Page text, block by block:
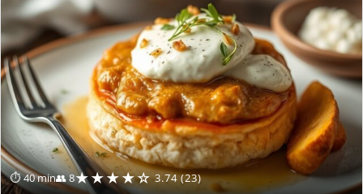
⏱ 40 min👥 8★★★★☆ 3.74 (23)